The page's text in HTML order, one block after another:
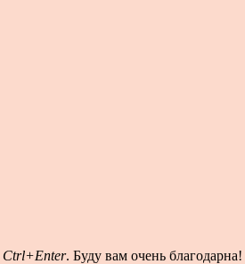
Ctrl+Enter. Буду вам очень благодарна!